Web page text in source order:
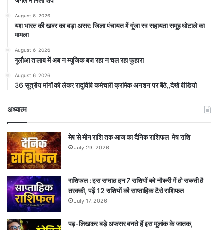
August 6, 2026
यश भारत की खबर का बड़ा असर: जिला पंचायत में गूंजा स्व सहायता समूह घोटाले का
मामला
August 6, 2026
गुलौआ तालाब में अब न म्यूजिक बज रहा न चल रहा फुहारा
August 6, 2026
36 सूत्रीय मांगों को लेकर रादुविवि कर्मचारी क्रमिक अनशन पर बैठे,,देखे वीडियो
अध्यात्म
मेष से मीन राशि तक आज का दैनिक राशिफल मेष राशि
July 29, 2026
राशिफल : इस सप्ताह इन 7 राशियों को नौकरी में हो सकती है
तरक्की, पढ़ें 12 राशियों की साप्ताहिक टैरो राशिफल
July 17, 2026
पढ़-लिखकर बड़े अफसर बनते हैं इस मूलांक के जातक,